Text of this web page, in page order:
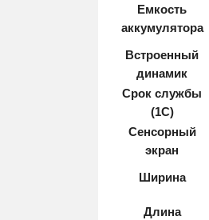
Емкость
аккумулятора
Встроенный
динамик
Срок службы
(1С)
Сенсорный
экран
Ширина
Длина